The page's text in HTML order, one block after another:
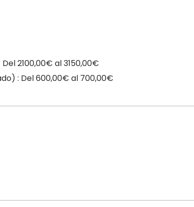
2100,00€ al 3150,00€
: Del 600,00€ al 700,00€